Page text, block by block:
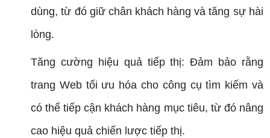
dùng, từ đó giữ chân khách hàng và tăng sự hài
lòng.
Tăng cường hiệu quả tiếp thị: Đảm bảo rằng
trang Web tối ưu hóa cho công cụ tìm kiếm và
có thể tiếp cận khách hàng mục tiêu, từ đó nâng
cao hiệu quả chiến lược tiếp thị.